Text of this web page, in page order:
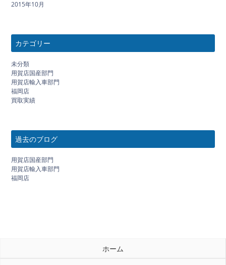
2015年10月
カテゴリー
未分類
用賀店国産部門
用賀店輸入車部門
福岡店
買取実績
過去のブログ
用賀店国産部門
用賀店輸入車部門
福岡店
ホーム